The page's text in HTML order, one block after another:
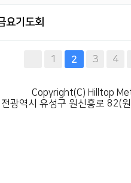
기도회
1 2 3 4
Copyright(C) Hilltop
광역시 유성구 원신흥로